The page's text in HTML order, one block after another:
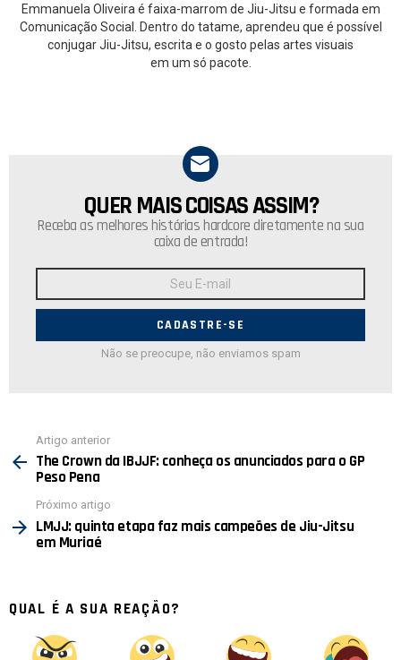
Emmanuela Oliveira é faixa-marrom de Jiu-Jitsu e formada em
Comunicação Social. Dentro do tatame, aprendeu que é possível
conjugar Jiu-Jitsu, escrita e o gosto pelas artes visuais
em um só pacote.
NEWSLETTER
QUER MAIS COISAS ASSIM?
Receba as melhores histórias hardcore diretamente na sua
caixa de entrada!
E-
Não se preocupe, não enviamos spam
mais
Artigo anterior
The Crown da IBJJF: conheça os anunciados para o GP
Peso Pena
Próximo artigo
LMJJ: quinta etapa faz mais campeões de Jiu-Jitsu
em Muriaé
QUAL É A SUA REAÇÃO?